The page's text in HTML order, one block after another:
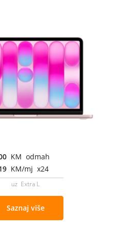
KM odmah
KM/mj x24
uz Extra L
Saznaj više